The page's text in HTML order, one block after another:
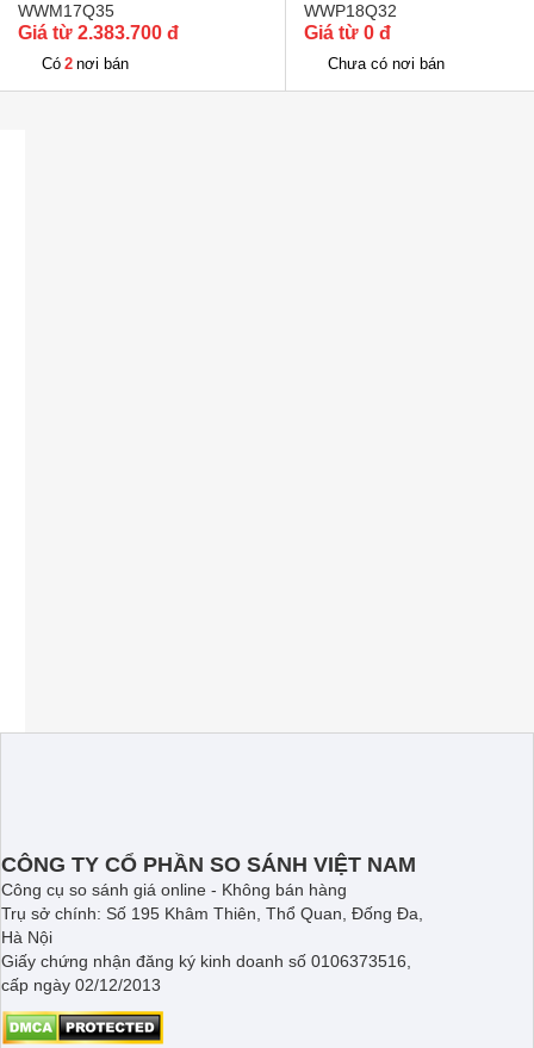
WWM17Q35
Giá từ 2.383.700 đ
Có 2 nơi bán
WWP18Q32
Giá từ 0 đ
Chưa có nơi bán
CÔNG TY CỔ PHẦN SO SÁNH VIỆT NAM
Công cụ so sánh giá online - Không bán hàng
Trụ sở chính: Số 195 Khâm Thiên, Thổ Quan, Đống Đa,
Hà Nội
Giấy chứng nhận đăng ký kinh doanh số 0106373516,
cấp ngày 02/12/2013